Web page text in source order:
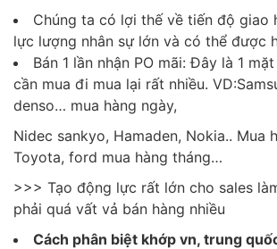
Chúng ta có lợi thế về tiến độ giao
lực lượng nhân sự lớn và có thể được
Bán 1 lần nhận PO mãi: Đây là 1
cần mua đi mua lại rất nhiều.
denso… mua hàng ngày,
Nidec sankyo, Hamaden, Nokia.. Mua
Toyota, ford mua hàng tháng…
>>> Tạo động lực rất lớn cho sales
phải quá vất vả bán hàng nhiều
Cách phân biệt khớp vn, trung